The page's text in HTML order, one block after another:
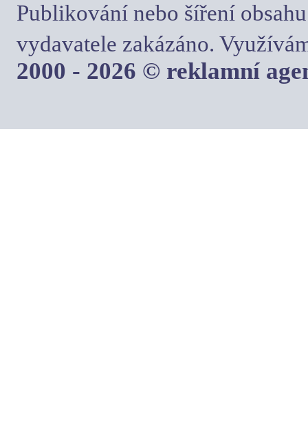
Publikování nebo šíření
vydavatele zakázáno.
2000 - 2026 © reklamní